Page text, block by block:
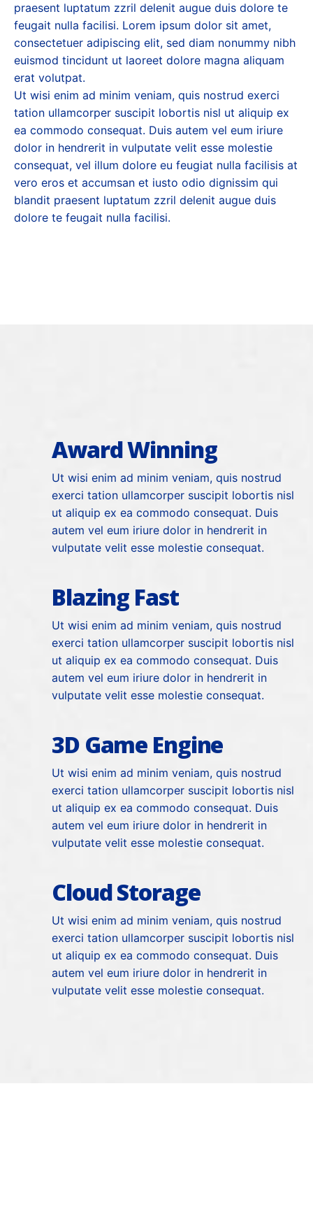
praesent luptatum zzril delenit augue duis dolore te
feugait nulla facilisi. Lorem ipsum dolor sit amet,
consectetuer adipiscing elit, sed diam nonummy nibh
euismod tincidunt ut laoreet dolore magna aliquam
erat volutpat.
Ut wisi enim ad minim veniam, quis nostrud exerci
tation ullamcorper suscipit lobortis nisl ut aliquip ex
ea commodo consequat. Duis autem vel eum iriure
dolor in hendrerit in vulputate velit esse molestie
consequat, vel illum dolore eu feugiat nulla facilisis at
vero eros et accumsan et iusto odio dignissim qui
blandit praesent luptatum zzril delenit augue duis
dolore te feugait nulla facilisi.
Award Winning
Ut wisi enim ad minim veniam, quis nostrud
exerci tation ullamcorper suscipit lobortis nisl
ut aliquip ex ea commodo consequat. Duis
autem vel eum iriure dolor in hendrerit in
vulputate velit esse molestie consequat.
Blazing Fast
Ut wisi enim ad minim veniam, quis nostrud
exerci tation ullamcorper suscipit lobortis nisl
ut aliquip ex ea commodo consequat. Duis
autem vel eum iriure dolor in hendrerit in
vulputate velit esse molestie consequat.
3D Game Engine
Ut wisi enim ad minim veniam, quis nostrud
exerci tation ullamcorper suscipit lobortis nisl
ut aliquip ex ea commodo consequat. Duis
autem vel eum iriure dolor in hendrerit in
vulputate velit esse molestie consequat.
Cloud Storage
Ut wisi enim ad minim veniam, quis nostrud
exerci tation ullamcorper suscipit lobortis nisl
ut aliquip ex ea commodo consequat. Duis
autem vel eum iriure dolor in hendrerit in
vulputate velit esse molestie consequat.